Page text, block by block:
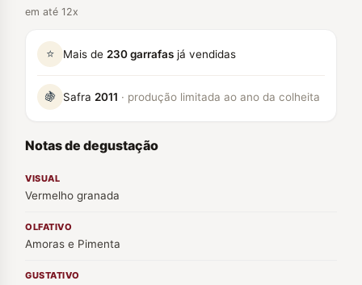
em até 12x
⭐ Mais de 230 garrafas já vendidas
🍇 Safra 2011 · produção limitada ao ano da colheita
Notas de degustação
VISUAL
Vermelho granada
OLFATIVO
Amoras e Pimenta
GUSTATIVO